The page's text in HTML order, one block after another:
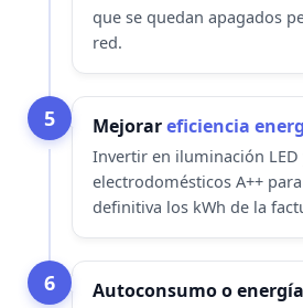
que se quedan apagados
red.
5 Mejorareficiencia
Invertir en iluminación LED
electrodomésticos A++
definitiva los kWh de la
6 Autoconsumo o